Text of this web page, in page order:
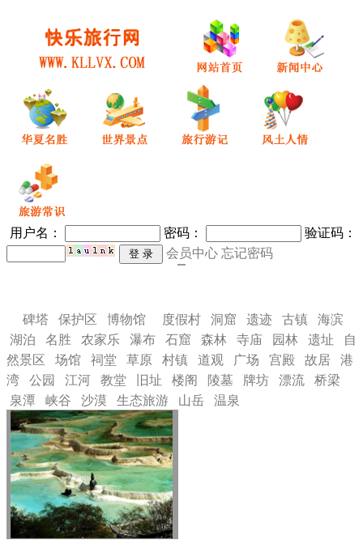
用户名： 密码 ：
验证码：
会员中心 忘记密码
碑塔 保护区 博物馆 度假村 洞窟 遗迹 古镇
海滨
湖泊
名胜 农家乐 瀑布 石窟 森林 寺庙 园林 遗址
自
然景区
场馆 祠堂 草原 村镇 道观 广场 宫殿 故居
港
湾
公园 江河 教堂 旧址 楼阁 陵墓 牌坊 漂流
桥梁
泉潭
峡谷 沙漠 生态旅游 山岳 温泉